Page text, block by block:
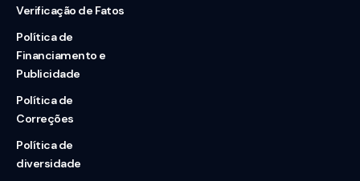
Verificação de Fatos
Política de
Financiamento e
Publicidade
Política de
Correções
Política de
diversidade